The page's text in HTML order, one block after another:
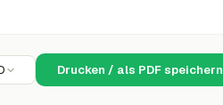
Drucken / als PDF speichern